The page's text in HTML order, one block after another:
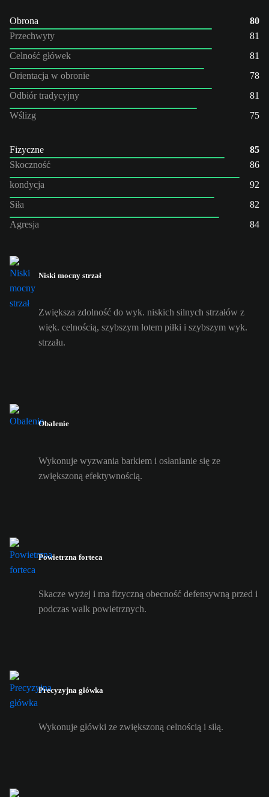
Obrona
80
Przechwyty
81
Celność główek
81
Orientacja w obronie
78
Odbiór tradycyjny
81
Wślizg
75
Fizyczne
85
Skoczność
86
kondycja
92
Siła
82
Agresja
84
Niski mocny strzał
Zwiększa zdolność do wyk. niskich silnych strzałów z
więk. celnością, szybszym lotem piłki i szybszym wyk.
strzału.
Obalenie
Wykonuje wyzwania barkiem i osłanianie się ze
zwiększoną efektywnością.
Powietrzna forteca
Skacze wyżej i ma fizyczną obecność defensywną przed i
podczas walk powietrznych.
Precyzyjna główka
Wykonuje główki ze zwiększoną celnością i siłą.